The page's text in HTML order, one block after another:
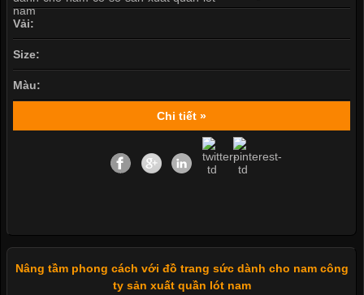
Vải:
Size:
Màu:
Chi tiết »
Nâng tầm phong cách với đồ trang sức dành cho nam công
ty sản xuất quần lót nam